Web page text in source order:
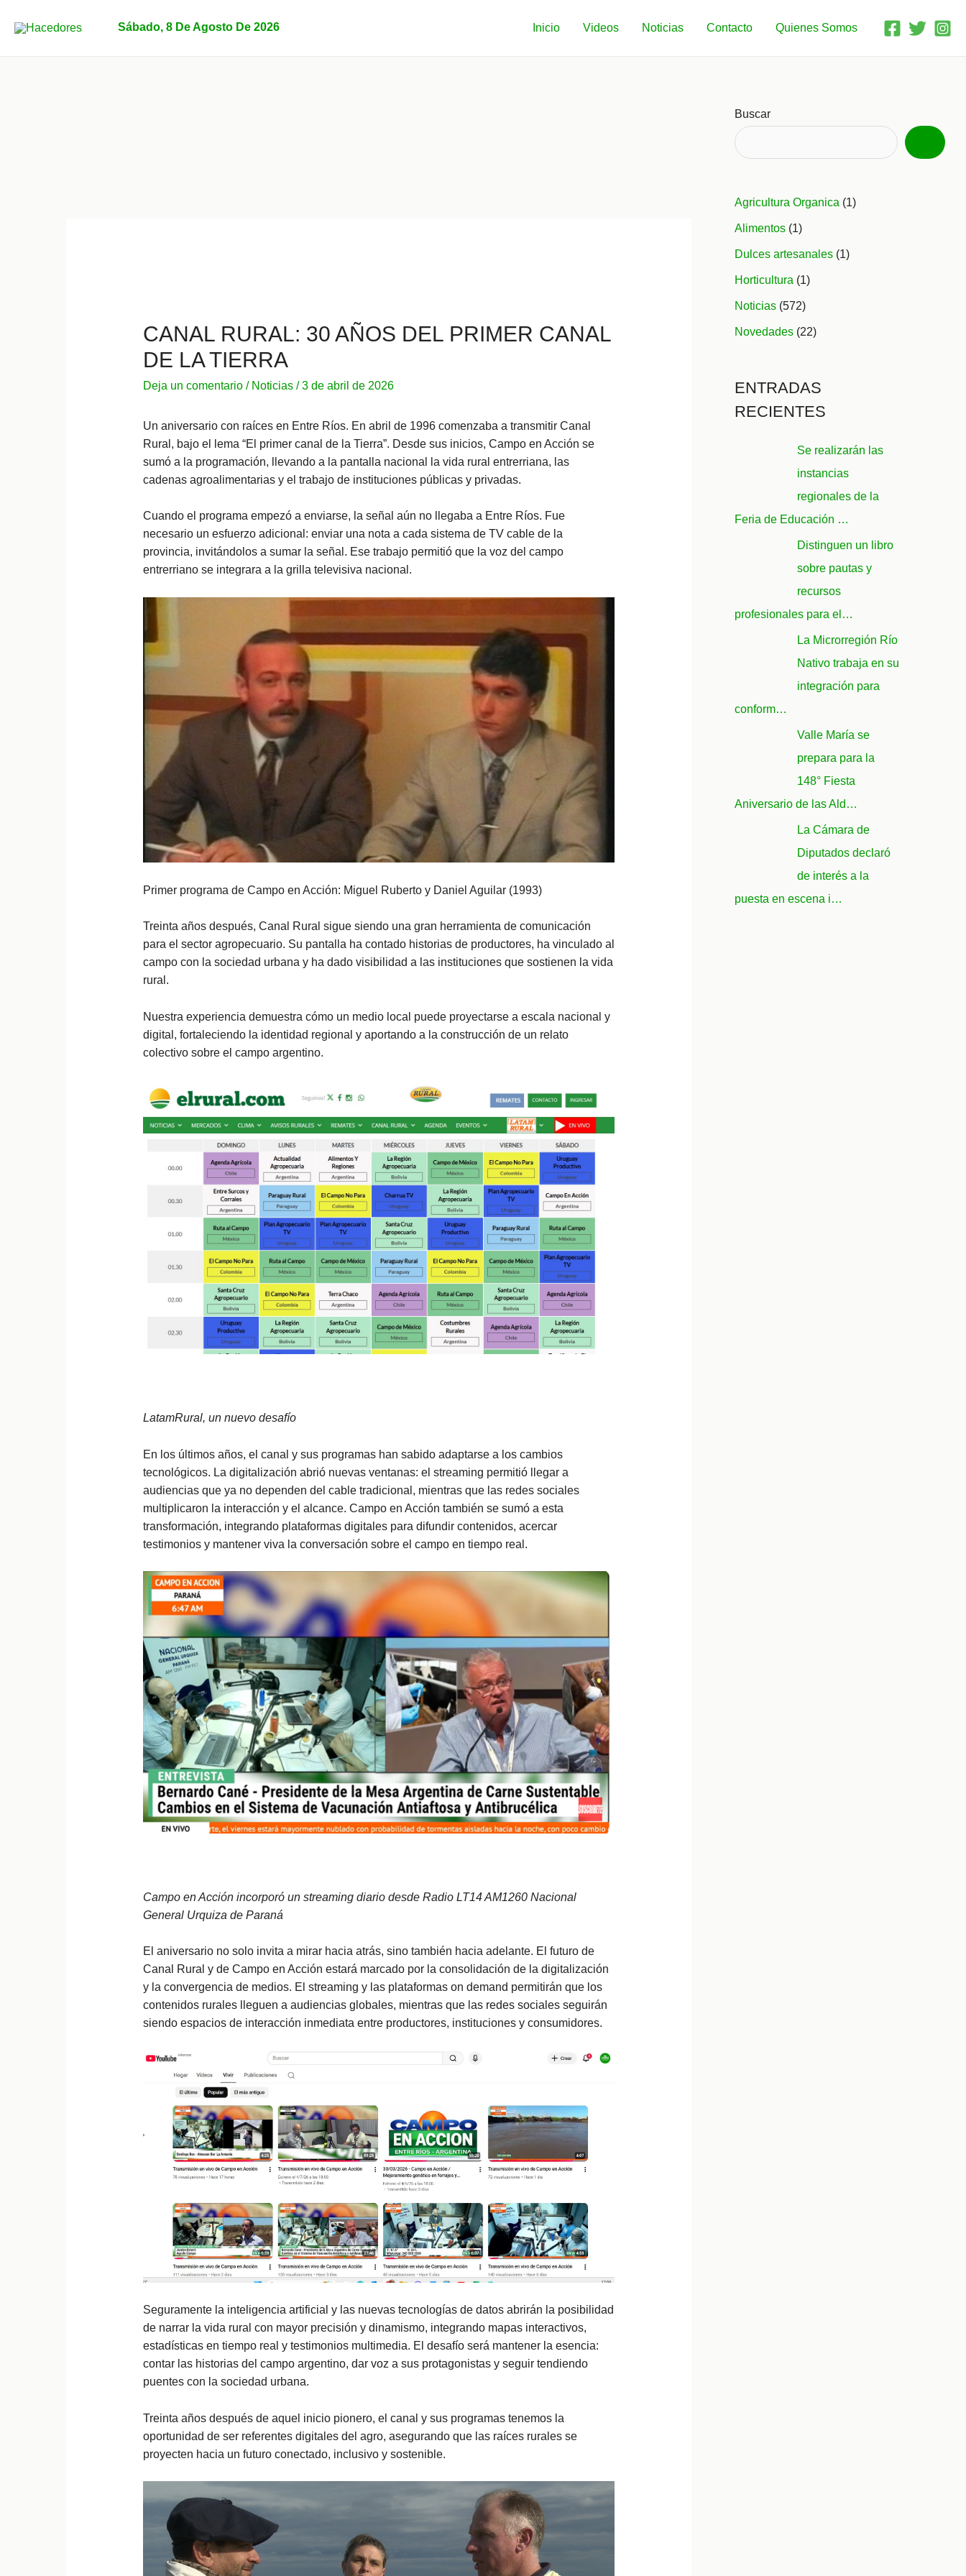
Sábado, 8 De Agosto De 2026 Inicio Videos Noticias Contacto Quienes Somos
CANAL RURAL: 30 AÑOS DEL PRIMER CANAL
DE LA TIERRA
Deja un comentario / Noticias/3 de abril de 2026
Un aniversario con raíces en Entre Ríos. En abril de 1996 comenzaba a transmitir Canal
Rural, bajo el lema “El primer canal de la Tierra”. Desde sus inicios, Campo en Acción se
sumó a la programación, llevando a la pantalla nacional la vida rural entrerriana, las
cadenas agroalimentarias y el trabajo de instituciones públicas y privadas.
Cuando el programa empezó a enviarse, la señal aún no llegaba a Entre Ríos. Fue
necesario un esfuerzo adicional: enviar una nota a cada sistema de TV cable de la
provincia, invitándolos a sumar la señal. Ese trabajo permitió que la voz del campo
entrerriano se integrara a la grilla televisiva nacional.
Primer programa de Campo en Acción: Miguel Ruberto y Daniel Aguilar (1993)
Treinta años después, Canal Rural sigue siendo una gran herramienta de comunicación
para el sector agropecuario. Su pantalla ha contado historias de productores, ha vinculado al
campo con la sociedad urbana y ha dado visibilidad a las instituciones que sostienen la vida
rural.
Nuestra experiencia demuestra cómo un medio local puede proyectarse a escala nacional y
digital, fortaleciendo la identidad regional y aportando a la construcción de un relato
colectivo sobre el campo argentino.
LatamRural, un nuevo desafío
En los últimos años, el canal y sus programas han sabido adaptarse a los cambios
tecnológicos. La digitalización abrió nuevas ventanas: el streaming permitió llegar a
audiencias que ya no dependen del cable tradicional, mientras que las redes sociales
multiplicaron la interacción y el alcance. Campo en Acción también se sumó a esta
transformación, integrando plataformas digitales para difundir contenidos, acercar
testimonios y mantener viva la conversación sobre el campo en tiempo real.
Campo en Acción incorporó un streaming diario desde Radio LT14 AM1260 Nacional
General Urquiza de Paraná
El aniversario no solo invita a mirar hacia atrás, sino también hacia adelante. El futuro de
Canal Rural y de Campo en Acción estará marcado por la consolidación de la digitalización
y la convergencia de medios. El streaming y las plataformas on demand permitirán que los
contenidos rurales lleguen a audiencias globales, mientras que las redes sociales seguirán
siendo espacios de interacción inmediata entre productores, instituciones y consumidores.
Seguramente la inteligencia artificial y las nuevas tecnologías de datos abrirán la posibilidad
de narrar la vida rural con mayor precisión y dinamismo, integrando mapas interactivos,
estadísticas en tiempo real y testimonios multimedia. El desafío será mantener la esencia:
contar las historias del campo argentino, dar voz a sus protagonistas y seguir tendiendo
puentes con la sociedad urbana.
Treinta años después de aquel inicio pionero, el canal y sus programas tenemos la
oportunidad de ser referentes digitales del agro, asegurando que las raíces rurales se
proyecten hacia un futuro conectado, inclusivo y sostenible.
Buscar
Agricultura Organica (1)
Alimentos (1)
Dulces artesanales (1)
Horticultura (1)
Noticias (572)
Novedades (22)
ENTRADAS
RECIENTES
Se realizarán las
instancias
regionales de la
Feria de Educación …
Distinguen un libro
sobre pautas y
recursos
profesionales para el…
La Microrregión Río
Nativo trabaja en su
integración para
conform…
Valle María se
prepara para la
148° Fiesta
Aniversario de las Ald…
La Cámara de
Diputados declaró
de interés a la
puesta en escena i…